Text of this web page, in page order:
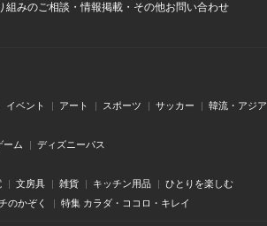
組みのご相談・情報掲載・その他お問い合わせ
イベント アート スポーツ サッカー 韓流・アジア
ーム ディズニーパス
文房具 雑貨 キッチン用品 ひとりを楽しむ
のかぞく 特集 カラダ・ココロ・キレイ